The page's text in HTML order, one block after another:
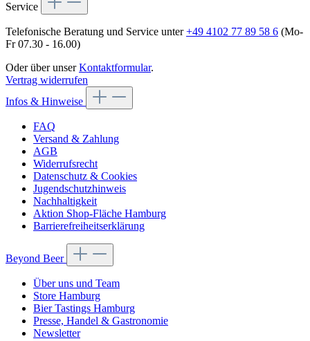
Service
Telefonische Beratung und Service unter+49 4102 77 89 58 6 (Mo-
Fr 07.30 - 16.00)
Oder über unserKontaktformular.
Vertrag widerrufen
Infos & Hinweise
FAQ
Versand & Zahlung
AGB
Widerrufsrecht
Datenschutz & Cookies
Jugendschutzhinweis
Nachhaltigkeit
Aktion Shop-Fläche Hamburg
Barrierefreiheitserklärung
Beyond Beer
Über uns und Team
Store Hamburg
Bier Tastings Hamburg
Presse, Handel & Gastronomie
Newsletter